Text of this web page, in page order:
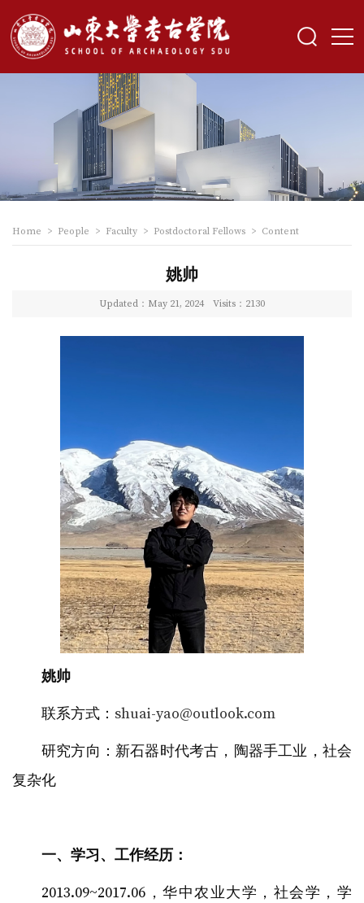
Home > People > Faculty > Postdoctoral Fellows > Content
姚帅
Updated：May 21, 2024 Visits： 2130
姚帅
联系方式： shuai-yao@outlook.com
研究方向：新石器时代考古，陶器手工业，社会
复杂化
一、学习、工作经历：
2013.09~2017.06，华中农业大学，社会学，学